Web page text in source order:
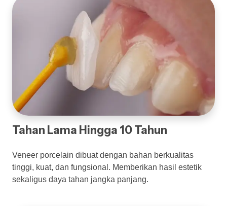
Tahan Lama Hingga 10 Tahun
Veneer porcelain dibuat dengan bahan berkualitas
tinggi, kuat, dan fungsional. Memberikan hasil estetik
sekaligus daya tahan jangka panjang.